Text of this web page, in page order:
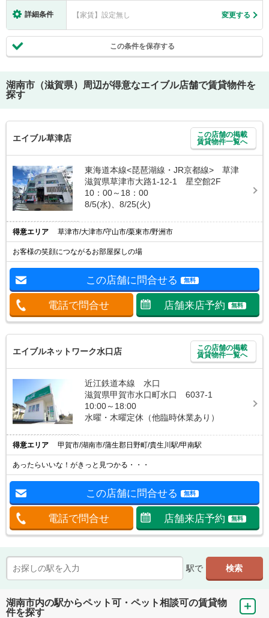
詳細条件 【家賃】設定無し 変更する
この条件を保存する
湖南市（滋賀県）
周辺が得意なエイブル店舗で賃貸物件を
探す
エイブル草津店
この店舗の掲載
賃貸物件一覧へ
東海道本線<琵琶湖線・JR京都線> 草津
滋賀県草津市大路1-12-1 星空館2F
10：00～18：00
8/5(水)、8/25(火)
得意エリア 草津市/大津市/守山市/栗東市/野洲市
お客様の笑顔につながるお部屋探しの場
この店舗に問合せる 無料
電話で問合せ 店舗来店予約 無料
エイブルネットワーク水口店
この店舗の掲載
賃貸物件一覧へ
近江鉄道本線 水口
滋賀県甲賀市水口町水口 6037-1
10:00～18:00
水曜・木曜定休（他臨時休業あり）
得意エリア 甲賀市/湖南市/蒲生郡日野町/貴生川駅/甲南駅
あったらいいな！がきっと見つかる・・・
この店舗に問合せる 無料
電話で問合せ 店舗来店予約 無料
駅で
湖南市内の駅からペット可・ペット相談可の賃貸物
件を探す